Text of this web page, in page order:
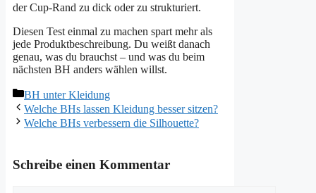
der Cup-Rand zu dick oder zu strukturiert.
Diesen Test einmal zu machen spart mehr als
jede Produktbeschreibung. Du weißt danach
genau, was du brauchst – und was du beim
nächsten BH anders wählen willst.
Kategorien
BH unter Kleidung
Welche BHs lassen Kleidung besser sitzen?
Welche BHs verbessern die Silhouette?
Schreibe einen Kommentar